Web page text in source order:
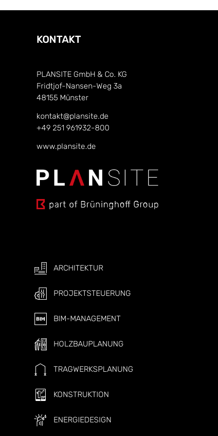
KONTAKT
PLANSITE GmbH & Co. KG
Fridtjof-Nansen-Weg 3a
48155 Münster
kontakt@plansite.de
+49 251 961932-800
www.plansite.de
ARCHITEKTUR
PROJEKTSTEUERUNG
BIM-MANAGEMENT
HOLZBAUPLANUNG
TRAGWERKSPLANUNG
KONSTRUKTION
ENERGIEDESIGN